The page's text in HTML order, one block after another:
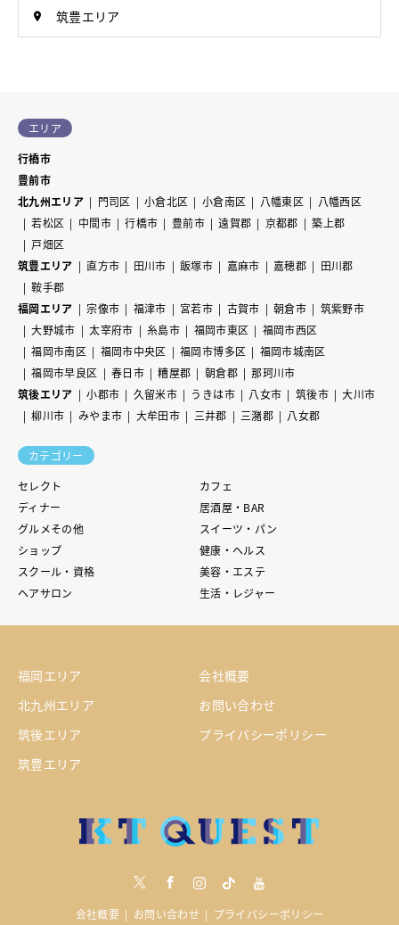
筑豊エリア
エリア
行橋市
豊前市
北九州エリア
門司区 小倉北区 小倉南区 八幡東区
八幡西区
若松区
中間市 行橋市 豊前市 遠賀郡 京都郡
築上郡
戸畑区
筑豊エリア
直方市 田川市 飯塚市 嘉麻市 嘉穂郡
田川郡
鞍手郡
福岡エリア
宗像市 福津市 宮若市 古賀市 朝倉市
筑紫野市
大野城市
太宰府市 糸島市 福岡市東区
福岡市西区
福岡市南区
福岡市中央区 福岡市博多区
福岡市城南区
福岡市早良区
春日市 糟屋郡 朝倉郡
那珂川市
筑後エリア
小郡市 久留米市 うきは市 八女市 筑後市
大川市
柳川市
みやま市 大牟田市 三井郡 三潴郡 八女郡
カテゴリー
セレクト
カフェ
ディナー
居酒屋・BAR
グルメその他
スイーツ・パン
ショップ
健康・ヘルス
スクール・資格
美容・エステ
ヘアサロン
生活・レジャー
福岡エリア
北九州エリア
筑後エリア
筑豊エリア
会社概要
お問い合わせ
プライバシーポリシー
Instagramtiktock youtube
会社概要 お問い合わせ プライバシーポリシー